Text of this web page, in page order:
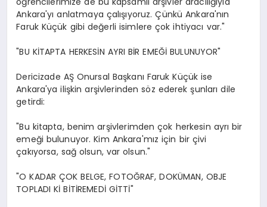
Ankara'yı anlatmaya çalışıyoruz. Çünkü Ankara'nın
Faruk Küçük gibi değerli isimlere çok ihtiyacı var."
"BU KİTAPTA HERKESİN AYRI BİR EMEĞİ BULUNUYOR"
Dericizade AŞ Onursal Başkanı Faruk Küçük ise
Ankara'ya ilişkin arşivlerinden söz ederek şunları dile
getirdi:
"Bu kitapta, benim arşivlerimden çok herkesin ayrı bir
emeği bulunuyor. Kim Ankara'mız için bir çivi
çakıyorsa, sağ olsun, var olsun."
"O KADAR ÇOK BELGE, FOTOĞRAF, DOKÜMAN, OBJE
TOPLADI Kİ BİTİREMEDİ GİTTİ"